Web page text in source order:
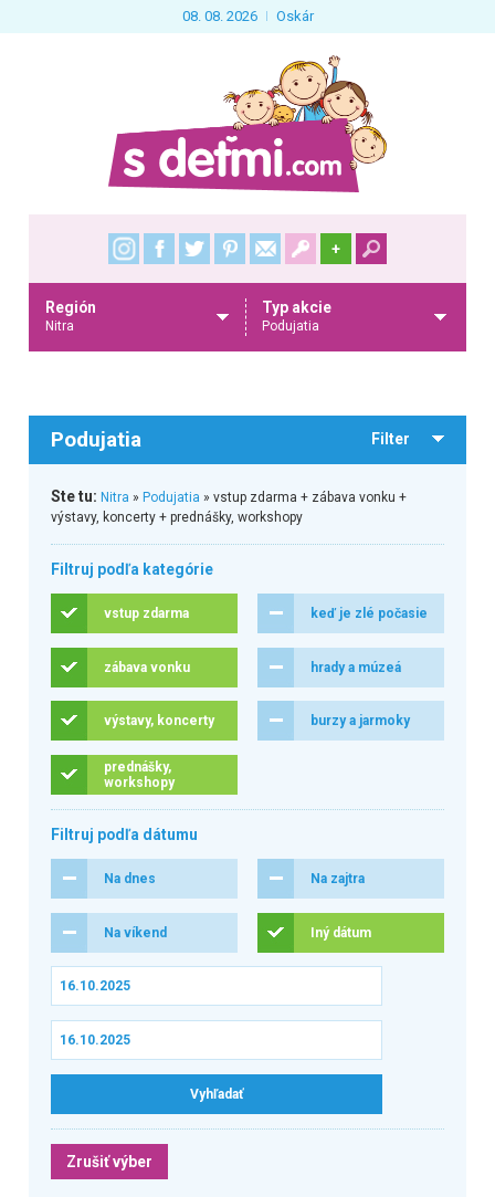
08. 08. 2026 Oskár
+
Región
Nitra
Typ akcie
Podujatia
Podujatia Filter
Ste tu: Nitra » Podujatia » vstup zdarma + zábava vonku +
výstavy, koncerty + prednášky, workshopy
Filtruj podľa kategórie
vstup zdarma keď je zlé počasie
zábava vonku hrady a múzeá
výstavy, koncerty burzy a jarmoky
prednášky,
workshopy
Filtruj podľa dátumu
Na dnes Na zajtra
Na víkend Iný dátum
Zrušiť výber